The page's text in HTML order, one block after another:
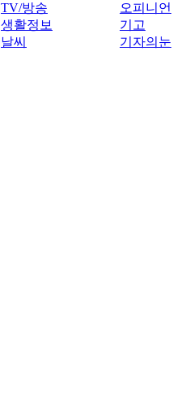
TV/방송
생활정보
날씨
오피니언
기고
기자의눈